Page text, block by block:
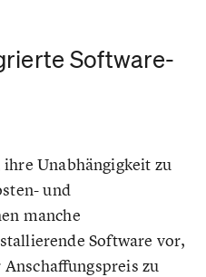
Software-
Unabhängigkeit zu
und
manche
Software vor,
zu